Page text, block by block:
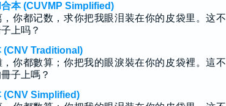
本 (CUVMP Simplified)
，你都记数，求你把我眼泪装在你的皮袋里。这不
上吗？
(CNV Traditional)
，你都數算；你把我的眼淚裝在你的皮袋裡。這不
子上嗎？
(CNV Simplified)